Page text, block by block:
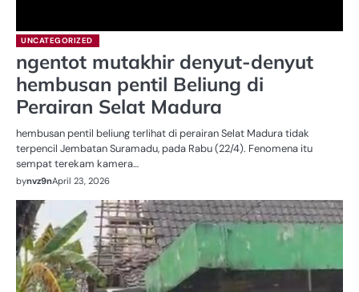
UNCATEGORIZED
ngentot mutakhir denyut-denyut
hembusan pentil Beliung di
Perairan Selat Madura
hembusan pentil beliung terlihat di perairan Selat Madura tidak
terpencil Jembatan Suramadu, pada Rabu (22/4). Fenomena itu
sempat terekam kamera…
bynvz9nApril 23, 2026